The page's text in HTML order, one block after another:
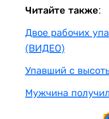
Читайте также:
Двое рабочих
(ВИДЕО)
Упавший с
Мужчина